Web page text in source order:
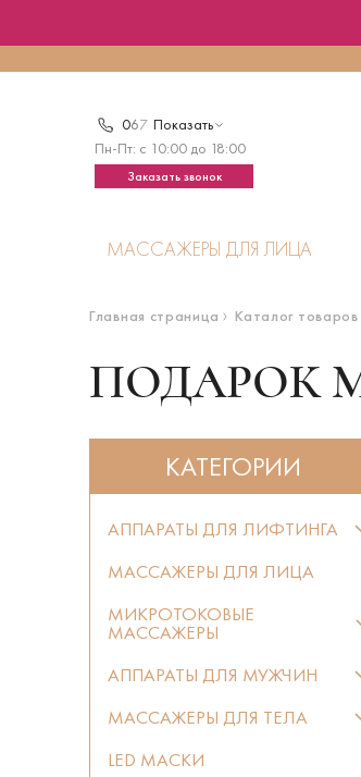
067 Показать
Пн-Пт: с 10:00 до 18:00
Заказать звонок
МАССАЖЕРЫ ДЛЯ ЛИЦА
Главная страница Каталог товаров
ПОДАРОК
КАТЕГОРИИ
АППАРАТЫ ДЛЯ ЛИФТИНГА
МАССАЖЕРЫ ДЛЯ ЛИЦА
МИКРОТОКОВЫЕ
МАССАЖЕРЫ
АППАРАТЫ ДЛЯ МУЖЧИН
МАССАЖЕРЫ ДЛЯ ТЕЛА
LED МАСКИ